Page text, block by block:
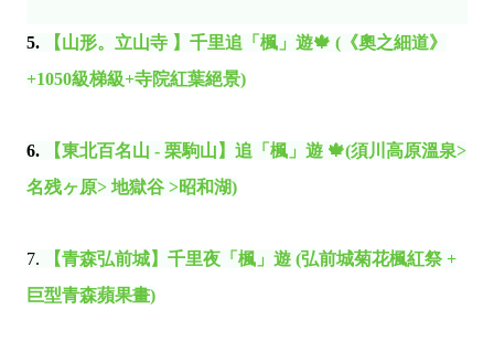
5. 【山形。立山寺 】 千里追「楓」遊🍁 (《奧之細道》
+1050級梯級+寺院紅葉絕景)
6. 【東北百名山 - 栗駒山】 追「楓」遊 🍁(須川高原溫泉>
名残ヶ原> 地獄谷 >昭和湖)
7.
【青森弘前城】千里夜「楓」遊 (弘前城菊花楓紅祭 +
巨型青森蘋果畫)